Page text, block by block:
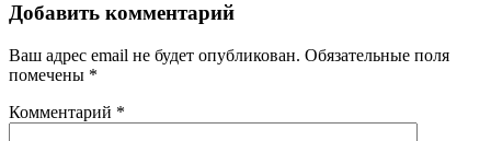
Добавить комментарий
Ваш адрес email не будет опубликован. Обязательные поля
помечены *
Комментарий *